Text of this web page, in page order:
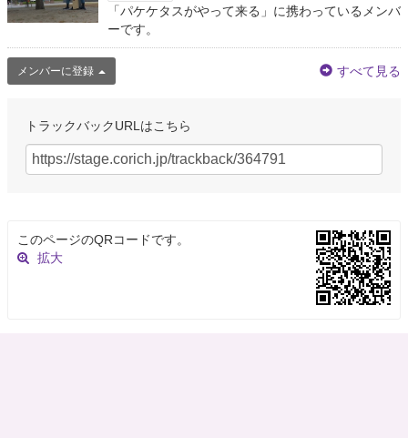
「パケケタスがやって来る」に携わっているメンバ
ーです。
メンバーに登録 すべて見る
トラックバックURLはこちら
このページのQRコードです。
拡大